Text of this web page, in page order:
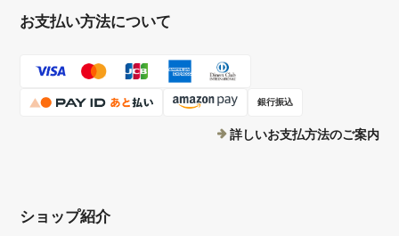
お支払い方法について
銀行振込
詳しいお支払方法のご案内
ショップ紹介